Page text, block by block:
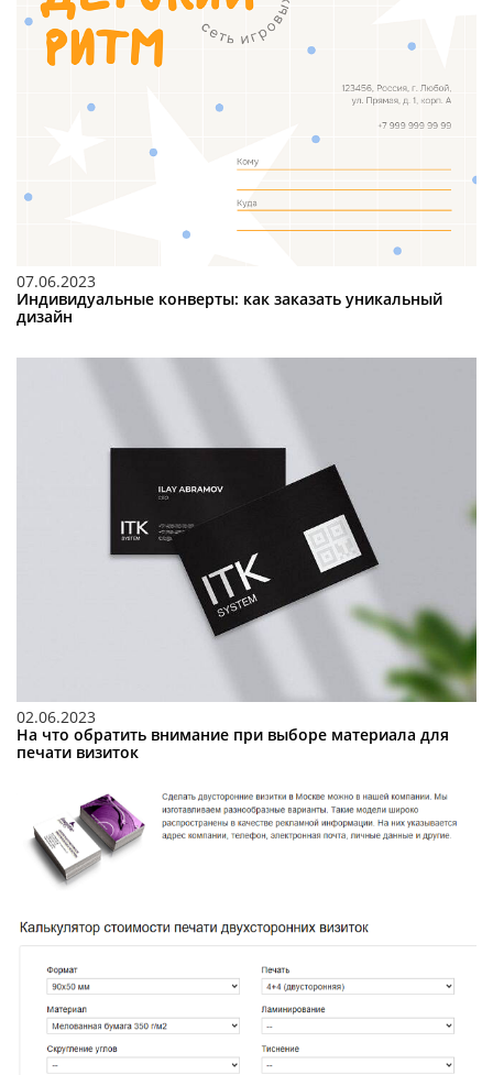
07.06.2023
Индивидуальные конверты: как заказать уникальный
дизайн
02.06.2023
На что обратить внимание при выборе материала для
печати визиток